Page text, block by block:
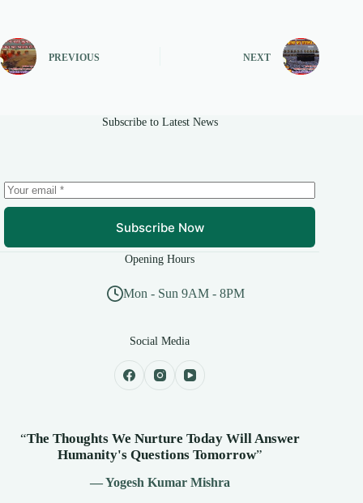
PREVIOUS NEXT
Subscribe to Latest News
Subscribe Now
Opening Hours
Mon - Sun 9AM - 8PM
Social Media
“The Thoughts We Nurture Today Will Answer
Humanity's Questions Tomorrow”
— Yogesh Kumar Mishra